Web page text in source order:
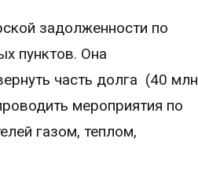
задолженности по
пунктов. Она
часть долга (40 млн
мероприятия по
газом, теплом,